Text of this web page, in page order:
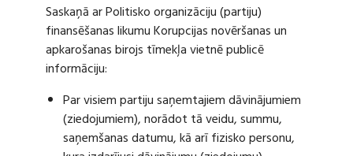
Saskaņā ar Politisko organizāciju (partiju)
finansēšanas likumu Korupcijas novēršanas un
apkarošanas birojs tīmekļa vietnē publicē
informāciju:
Par visiem partiju saņemtajiem dāvinājumiem
(ziedojumiem), norādot tā veidu, summu,
saņemšanas datumu, kā arī fizisko personu,